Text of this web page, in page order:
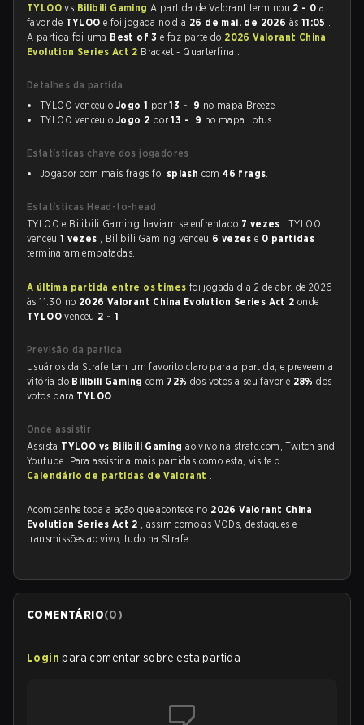
TYLOOvs Bilibili GamingA partida de Valorant terminou 2 - 0 a
favor de TYLOOe foi jogada no dia 26 de mai. de 2026 às 11:05 .
A partida foi uma Best of 3e faz parte do 2026 Valorant China
Evolution Series Act 2 Bracket - Quarterfinal.
Detalhes da partida
TYLOO venceu o Jogo 1 por13 - 9 no mapa Breeze
TYLOO venceu o Jogo 2 por13 - 9 no mapa Lotus
Estatísticas chave dos jogadores
Jogador com mais frags foi splash com46 frags.
Estatísticas Head-to-head
TYLOO e Bilibili Gaming haviam se enfrentado 7 vezes . TYLOO
venceu 1 vezes , Bilibili Gaming venceu 6 vezese 0 partidas
terminaram empatadas.
A última partida entre os times foi jogada dia 2 de abr. de 2026
às 11:30 no 2026 Valorant China Evolution Series Act 2onde
TYLOOvenceu 2 - 1 .
Previsão da partida
Usuários da Strafe tem um favorito claro para a partida, e preveem a
vitória do Bilibili Gaming com 72%dos votos a seu favor e 28%dos
votos para TYLOO .
Onde assistir
Assista TYLOO vs Bilibili Gamingao vivo na strafe.com, Twitch and
Youtube. Para assistir a mais partidas como esta, visite o
Calendário de partidas de Valorant .
Acompanhe toda a ação que acontece no 2026 Valorant China
Evolution Series Act 2 , assim como as VODs, destaques e
transmissões ao vivo, tudo na Strafe.
COMENTÁRIO(0)
Login para comentar sobre esta partida